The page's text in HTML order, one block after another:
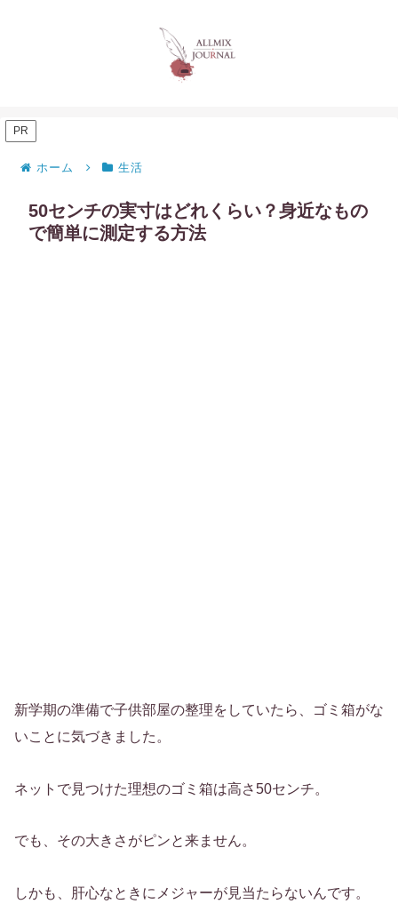
PR
ホーム 生活
50センチの実寸はどれくらい？身近なもの
で簡単に測定する方法
新学期の準備で子供部屋の整理をしていたら、ゴミ箱がな
いことに気づきました。
ネットで見つけた理想のゴミ箱は高さ50センチ。
でも、その大きさがピンと来ません。
しかも、肝心なときにメジャーが見当たらないんです。